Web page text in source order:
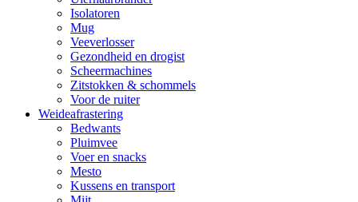
Isolatoren
Mug
Veeverlosser
Gezondheid en drogist
Scheermachines
Zitstokken & schommels
Voor de ruiter
Weideafrastering
Bedwants
Pluimvee
Voer en snacks
Mesto
Kussens en transport